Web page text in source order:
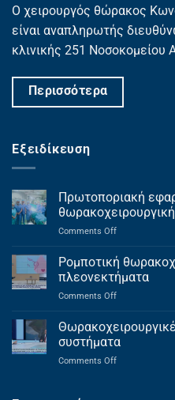
Ο χειρουργός θώρακος
είναι αναπληρωτής
κλινικής 251 Νοσοκομείου
Περισσότερα
Εξειδίκευση
Πρωτοποριακή
Comments Offon
εφαρμογή
ρομποτικής
στο
Ρομποτική
πλεονεκτήματα
Comments Offon
πλεονεκτήματα
συστήματα
Comments Offon